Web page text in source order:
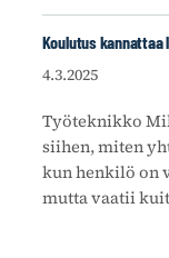
Koulutus kannattaa
4.3.2025
Työteknikko
siihen, miten
kun henkilö on
mutta vaatii